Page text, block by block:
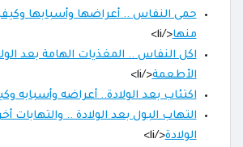
حمى النفاس .. أعراضها وأسبابها
منها</li>
اكل النفاس .. المغذيات الهامة بعد
الأطعمة</li>
اكتئاب بعد الولادة.. أعراضه وأسبابه
التهاب البول بعد الولادة ..
الولادة</li>